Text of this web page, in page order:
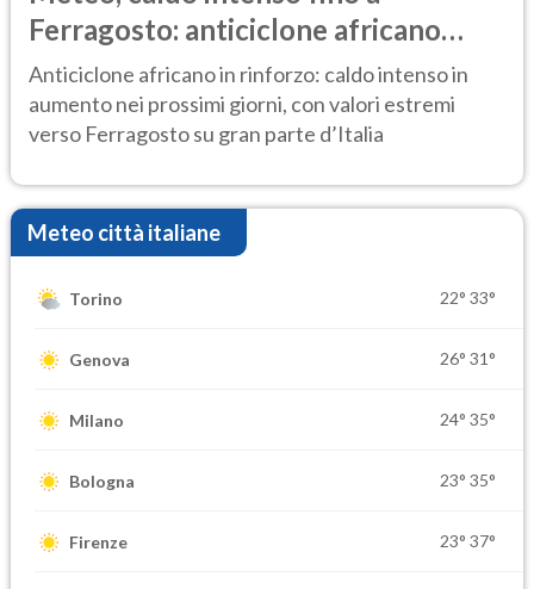
Ferragosto: anticiclone africano
ancora protagonista
Anticiclone africano in rinforzo: caldo intenso in
aumento nei prossimi giorni, con valori estremi
verso Ferragosto su gran parte d’Italia
Meteo città italiane
Torino 22° 33°
Genova 26° 31°
Milano 24° 35°
Bologna 23° 35°
Firenze 23° 37°